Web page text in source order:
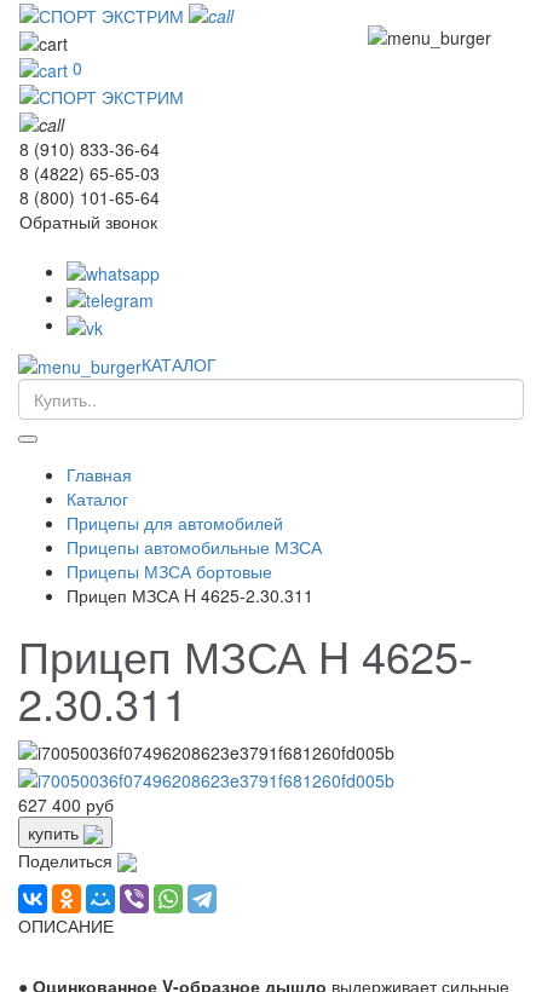
0
8 (910) 833-36-64
8 (4822) 65-65-03
8 (800) 101-65-64
Обратный звонок
КАТАЛОГ
Главная
Каталог
Прицепы для автомобилей
Прицепы автомобильные МЗСА
Прицепы МЗСА бортовые
Прицеп МЗСА H 4625-2.30.311
Прицеп МЗСА H 4625-
2.30.311
627 400 руб
купить
Поделиться
ОПИСАНИЕ
● Оцинкованное V-образное дышло выдерживает сильные